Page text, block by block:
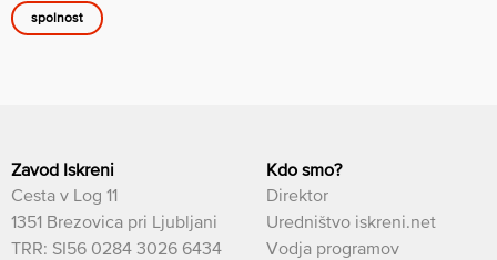
spolnost
Zavod Iskreni
Cesta v Log 11
1351 Brezovica pri Ljubljani
TRR: SI56 0284 3026 6434
Kdo smo?
Direktor
Uredništvo iskreni.net
Vodja programov